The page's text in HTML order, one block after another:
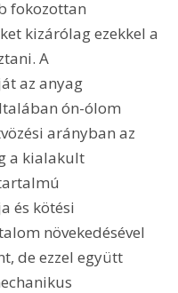
fokozottan
kizárólag ezekkel a
A
az anyag
ón-ólom
arányban az
a kialakult
és kötési
növekedésével
de ezzel együtt